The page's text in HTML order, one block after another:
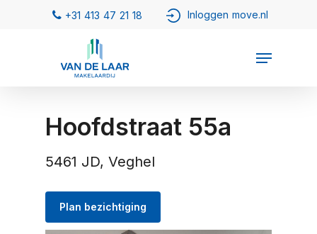
Hoofdstraat 55a
5461 JD, Veghel
Plan bezichtiging